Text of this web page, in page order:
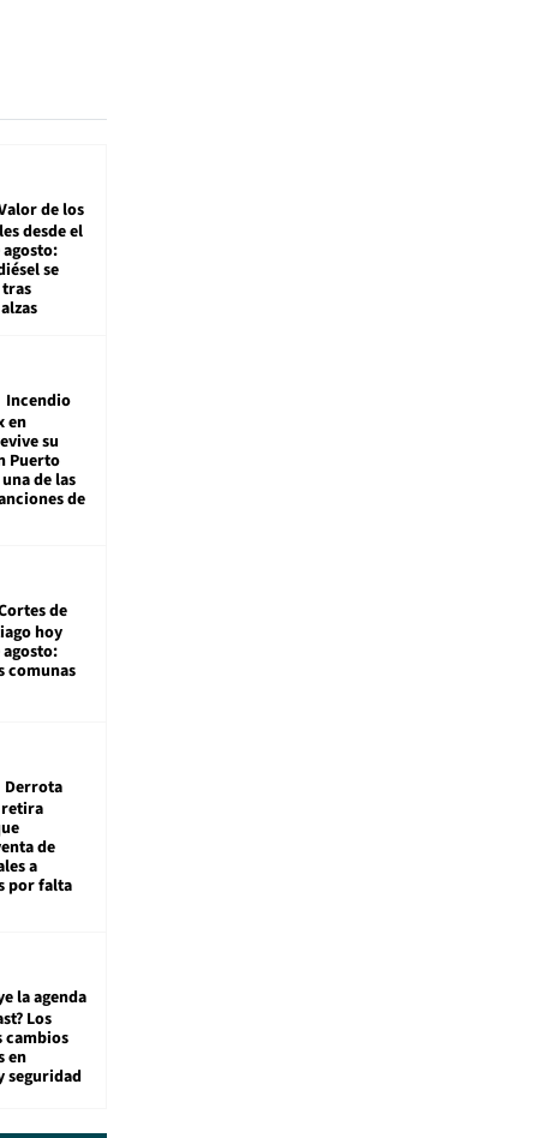
de los
desde el
agosto:
se
Incendio
en
su
Puerto
de las
de
de
hoy
agosto:
comunas
Derrota
de
a
por falta
la agenda
Los
cambios
en
seguridad